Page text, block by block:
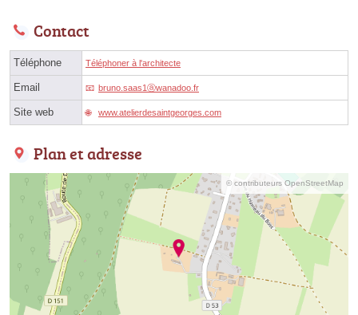
Contact
Téléphone Téléphoner à l'architecte
Email bruno.saas1ⓐwanadoo.fr
Site web www.atelierdesaintgeorges.com
Plan et adresse
© contributeurs OpenStreetMap